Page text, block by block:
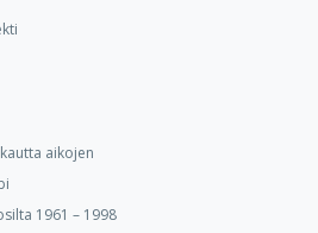
aikojen
1961 – 1998